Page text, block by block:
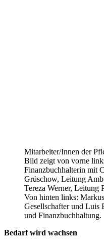
Mitarbeiter/Innen der
Bild zeigt von vorne
Finanzbuchhalterin mit
Grüschow, Leitung
Tereza Werner, Leitung
Von hinten links:
Gesellschafter und Luis
und Finanzbuchhaltung.
Bedarf wird wachsen